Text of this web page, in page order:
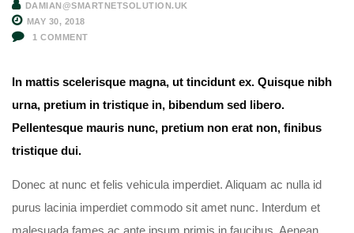
DAMIAN@SMARTNETSOLUTION.UK
MAY 30, 2018
1 COMMENT
In mattis scelerisque magna, ut tincidunt ex. Quisque nibh
urna, pretium in tristique in, bibendum sed libero.
Pellentesque mauris nunc, pretium non erat non, finibus
tristique dui.
Donec at nunc et felis vehicula imperdiet. Aliquam ac nulla id
purus lacinia imperdiet commodo sit amet nunc. Interdum et
malesuada fames ac ante ipsum primis in faucibus. Aenean